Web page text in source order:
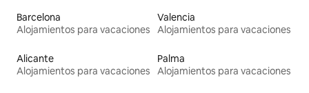
Barcelona
Alojamientos para vacaciones
Valencia
Alojamientos para vacaciones
Alicante
Alojamientos para vacaciones
Palma
Alojamientos para vacaciones